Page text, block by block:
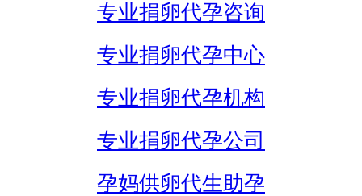
专业捐卵代孕咨询
专业捐卵代孕中心
专业捐卵代孕机构
专业捐卵代孕公司
孕妈供卵代生助孕